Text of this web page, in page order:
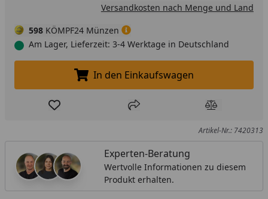
Versandkosten nach Menge und Land
598 KÖMPF24 Münzen
Am Lager, Lieferzeit: 3-4 Werktage in Deutschland
In den Einkaufswagen legen
In den Einkaufswagen
Produkt zur Wunschliste hinzufügen
Teilen Produkt
Artikel-Nr.: 7420313
Experten-Beratung
Wertvolle Informationen zu diesem
Produkt erhalten.